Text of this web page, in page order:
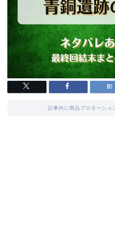
記事内に商品プロモーショ